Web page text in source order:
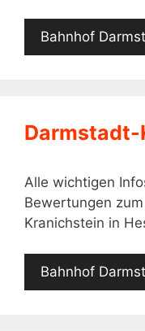
Bahnhof
Alle wichtigen
Bewertungen
Kranichstein in
Bahnhof